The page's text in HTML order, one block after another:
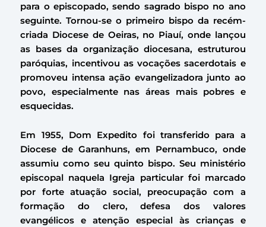
para o episcopado, sendo sagrado bispo no ano
seguinte. Tornou-se o primeiro bispo da recém-
criada Diocese de Oeiras, no Piauí, onde lançou
as bases da organização diocesana, estruturou
paróquias, incentivou as vocações sacerdotais e
promoveu intensa ação evangelizadora junto ao
povo, especialmente nas áreas mais pobres e
esquecidas.
Em 1955, Dom Expedito foi transferido para a
Diocese de Garanhuns, em Pernambuco, onde
assumiu como seu quinto bispo. Seu ministério
episcopal naquela Igreja particular foi marcado
por forte atuação social, preocupação com a
formação do clero, defesa dos valores
evangélicos e atenção especial às crianças e